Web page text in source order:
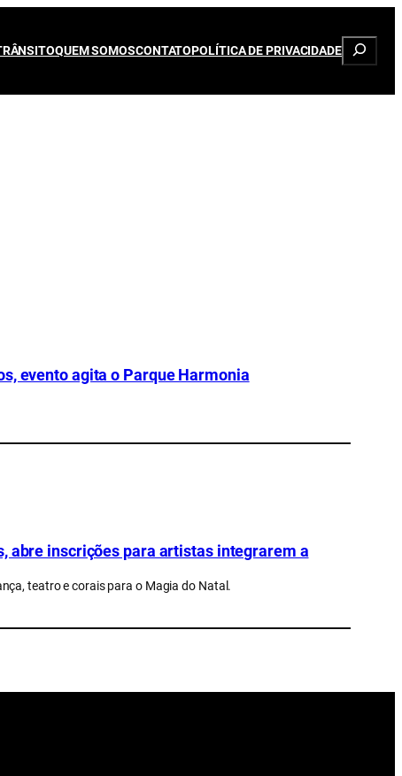
QUEM SOMOSCONTATOPOLÍTICA DE PRIVACIDADE
evento agita o Parque Harmonia
abre inscrições para artistas integrarem a
teatro e corais para o Magia do Natal.